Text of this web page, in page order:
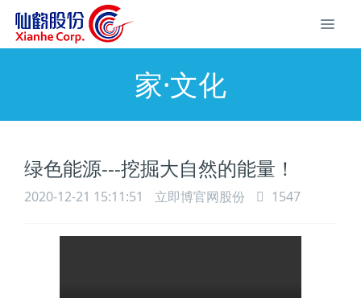
家·文化
绿色能源---挖掘大自然的能量！
2020-12-21 15:11:51 立即博官网股份 1547